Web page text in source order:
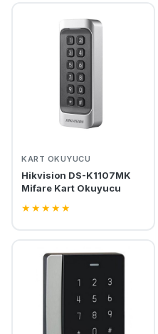
KART OKUYUCU
Hikvision DS-K1107MK
Mifare Kart Okuyucu
★★★★★